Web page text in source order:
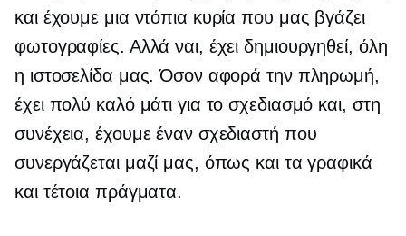
και έχουμε μια ντόπια κυρία που μας βγάζει
φωτογραφίες. Αλλά ναι, έχει δημιουργηθεί, όλη
η ιστοσελίδα μας. Όσον αφορά την πληρωμή,
έχει πολύ καλό μάτι για το σχεδιασμό και, στη
συνέχεια, έχουμε έναν σχεδιαστή που
συνεργάζεται μαζί μας, όπως και τα γραφικά
και τέτοια πράγματα.